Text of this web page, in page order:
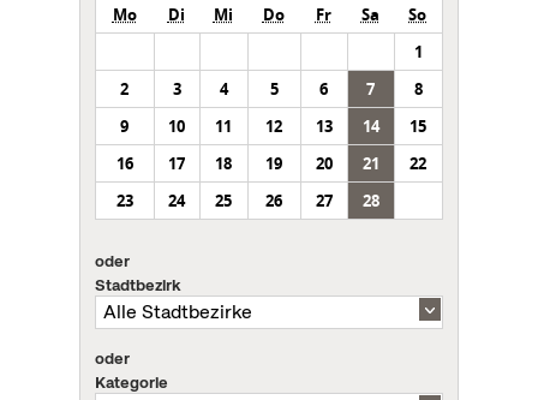
Mo Di Mi Do Fr Sa
So
1
2
3 4 5 6 7
8
9
10 11 12 13 14
15
16
17 18 19 20 21
22
23
24 25 26 27 28
oder
Stadtbezirk
oder
Kategorie